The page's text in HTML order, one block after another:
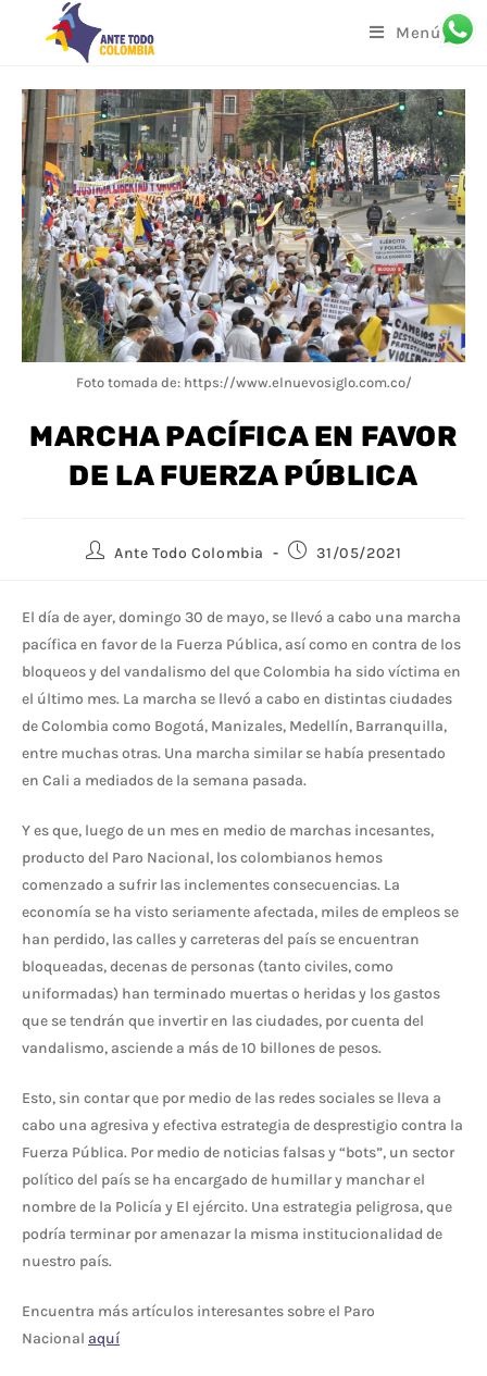
Menú
Foto tomada de: https://www.elnuevosiglo.com.co/
MARCHA PACÍFICA EN FAVOR
DE LA FUERZA PÚBLICA
Ante Todo Colombia 31/05/2021
El día de ayer, domingo 30 de mayo, se llevó a cabo una marcha
pacífica en favor de la Fuerza Pública, así como en contra de los
bloqueos y del vandalismo del que Colombia ha sido víctima en
el último mes. La marcha se llevó a cabo en distintas ciudades
de Colombia como Bogotá, Manizales, Medellín, Barranquilla,
entre muchas otras. Una marcha similar se había presentado
en Cali a mediados de la semana pasada.
Y es que, luego de un mes en medio de marchas incesantes,
producto del Paro Nacional, los colombianos hemos
comenzado a sufrir las inclementes consecuencias. La
economía se ha visto seriamente afectada, miles de empleos se
han perdido, las calles y carreteras del país se encuentran
bloqueadas, decenas de personas (tanto civiles, como
uniformadas) han terminado muertas o heridas y los gastos
que se tendrán que invertir en las ciudades, por cuenta del
vandalismo, asciende a más de 10 billones de pesos.
Esto, sin contar que por medio de las redes sociales se lleva a
cabo una agresiva y efectiva estrategia de desprestigio contra la
Fuerza Pública. Por medio de noticias falsas y “bots”, un sector
político del país se ha encargado de humillar y manchar el
nombre de la Policía y El ejército. Una estrategia peligrosa, que
podría terminar por amenazar la misma institucionalidad de
nuestro país.
Encuentra más artículos interesantes sobre el Paro
Nacional aquí